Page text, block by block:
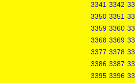
3341 3342
3350 3351
3359 3360
3368 3369
3377 3378
3386 3387
3395 3396